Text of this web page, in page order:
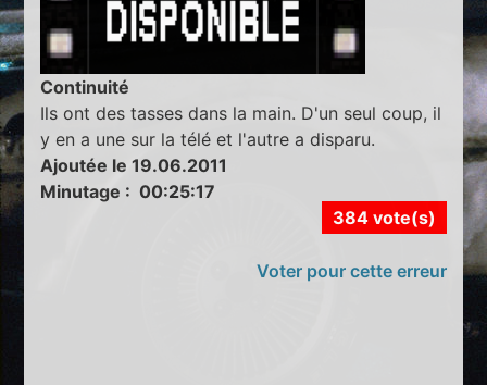
Continuité
Ils ont des tasses dans la main. D'un seul coup, il
y en a une sur la télé et l'autre a disparu.
Ajoutée le 19.06.2011
Minutage : 00:25:17
384 vote(s)
Voter pour cette erreur